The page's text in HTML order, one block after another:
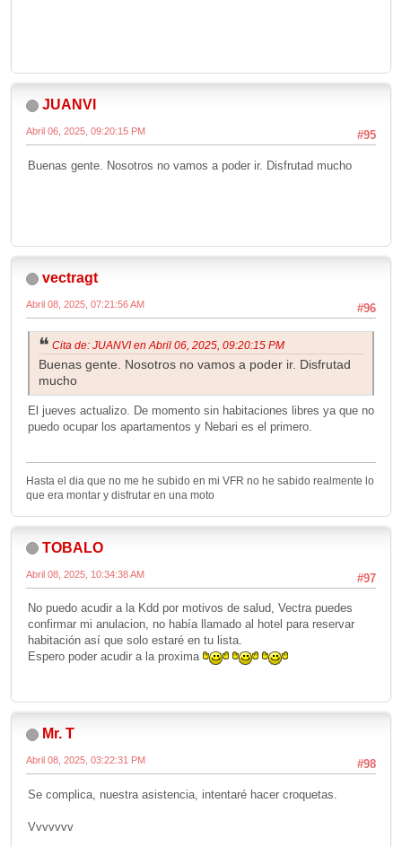
JUANVI
#95
Abril 06, 2025, 09:20:15 PM
Buenas gente. Nosotros no vamos a poder ir. Disfrutad mucho
vectragt
#96
Abril 08, 2025, 07:21:56 AM
Cita de: JUANVI en Abril 06, 2025, 09:20:15 PM
Buenas gente. Nosotros no vamos a poder ir. Disfrutad
mucho
El jueves actualizo. De momento sin habitaciones libres ya que no
puedo ocupar los apartamentos y Nebari es el primero.
Hasta el dia que no me he subido en mi VFR no he sabido realmente lo
que era montar y disfrutar en una moto
TOBALO
#97
Abril 08, 2025, 10:34:38 AM
No puedo acudir a la Kdd por motivos de salud, Vectra puedes
confirmar mi anulacion, no había llamado al hotel para reservar
habitación así que solo estaré en tu lista.
Espero poder acudir a la proxima
Mr. T
#98
Abril 08, 2025, 03:22:31 PM
Se complica, nuestra asistencia, intentaré hacer croquetas.
Vvvvvvv